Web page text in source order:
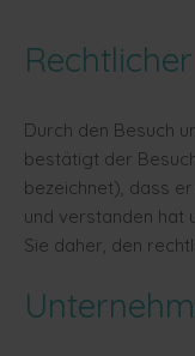
Durch den Besuch
bestätigt der
bezeichnet), dass
und verstanden hat
Sie daher, den